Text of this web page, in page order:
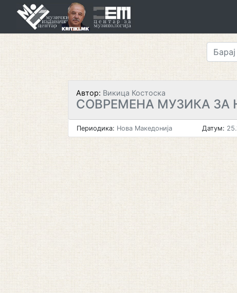
Автор: Викица Костоска
СОВРЕМЕНА МУЗИКА ЗА
Периодика: Нова Македонија Датум: